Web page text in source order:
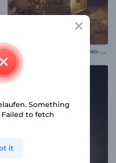
B
eleuchteter Ramadan-Video-Opener
Something
to fetch
it